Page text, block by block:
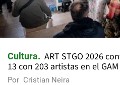
Cultura
ART STGO 2026
13 con 203 artistas en el GAM
Por Cristian Neira